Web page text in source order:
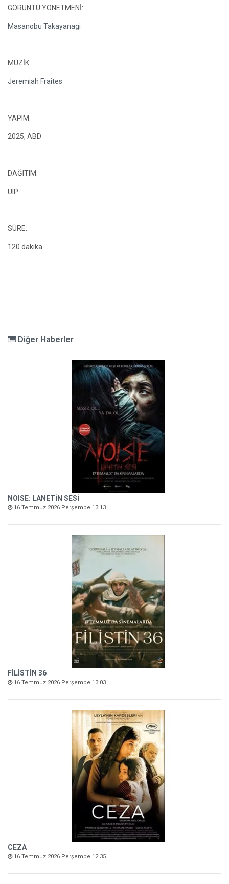
GÖRÜNTÜ YÖNETMENİ:
Masanobu Takayanagi
MÜZİK:
Jeremiah Fraites
YAPIM:
2025, ABD
DAĞITIM:
UIP
SÜRE:
120 dakika
Diğer Haberler
NOISE: LANETİN SESİ
16 Temmuz 2026 Perşembe 13:13
FİLİSTİN 36
16 Temmuz 2026 Perşembe 13:03
CEZA
16 Temmuz 2026 Perşembe 12:35